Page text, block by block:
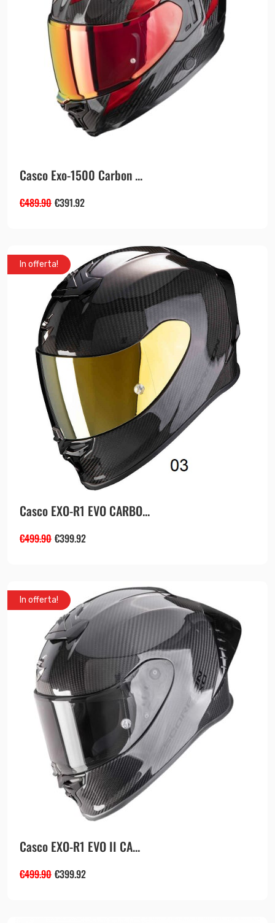
Casco Exo-1500 Carbon ...
€489.90 €391.92
In offerta!
Casco EXO-R1 EVO CARBO...
€499.90 €399.92
In offerta!
Casco EXO-R1 EVO II CA...
€499.90 €399.92